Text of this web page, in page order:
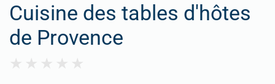
Cuisine des tables d'hôtes
de Provence